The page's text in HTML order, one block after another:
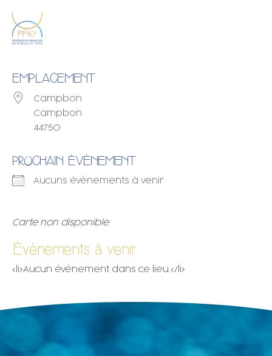
EMPLACEMENT
Campbon
Campbon
44750
PROCHAIN ÉVÈNEMENT
Aucuns évènements à venir
Carte non disponible
Évènements à venir
<li>Aucun événement dans ce lieu.</li>